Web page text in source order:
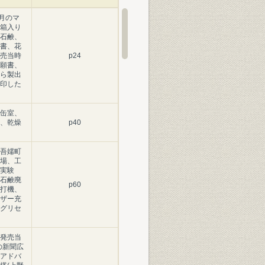
のマ
入り
鹸、
、花
当時
書、
製出
した
p24
室、
乾燥
p40
嬬町
、工
験
鹸廃
機、
ー充
リセ
p60
売当
新聞広
ドバ